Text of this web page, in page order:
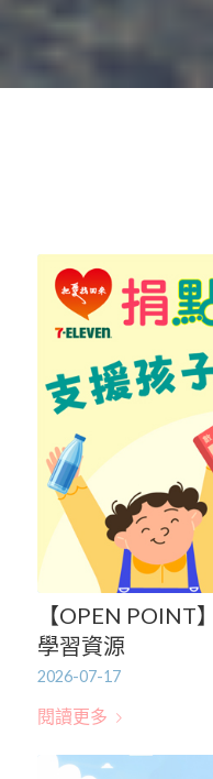
【OPEN POINT
學習資源
2026-07-17
閱讀更多